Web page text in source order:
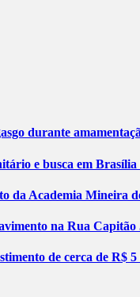
durante
e busca em
da Academia Mineira
na Rua
de cerca de R$ 5